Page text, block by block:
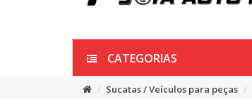
CATEGORIAS
Sucatas / Veículos para peças